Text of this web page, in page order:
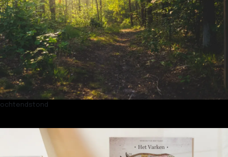
ochtendstond